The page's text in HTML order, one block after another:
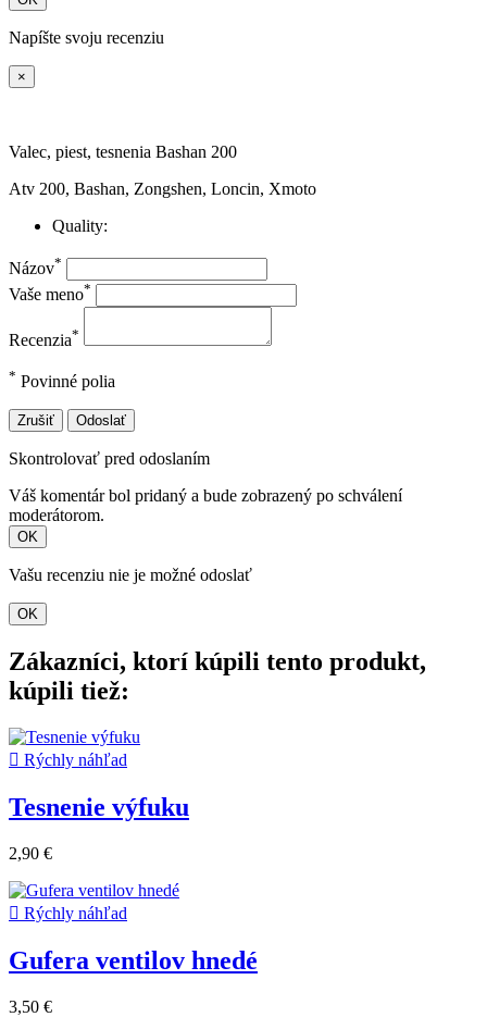
Napíšte svoju recenziu
×
Valec, piest, tesnenia Bashan 200
Atv 200, Bashan, Zongshen, Loncin, Xmoto
Quality:
Názov*
Vaše meno*
Recenzia*
* Povinné polia
Zrušiť Odoslať
Skontrolovať pred odoslaním
Váš komentár bol pridaný a bude zobrazený po schválení
moderátorom.
OK
Vašu recenziu nie je možné odoslať
OK
Zákazníci, ktorí kúpili tento produkt,
kúpili tiež:
 Rýchly náhľad
Tesnenie výfuku
2,90 €
 Rýchly náhľad
Gufera ventilov hnedé
3,50 €